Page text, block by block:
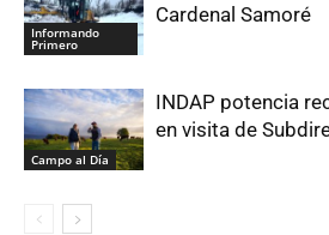
Informando
Primero
Cardenal Samoré
Campo al Día
INDAP potencia
en visita de